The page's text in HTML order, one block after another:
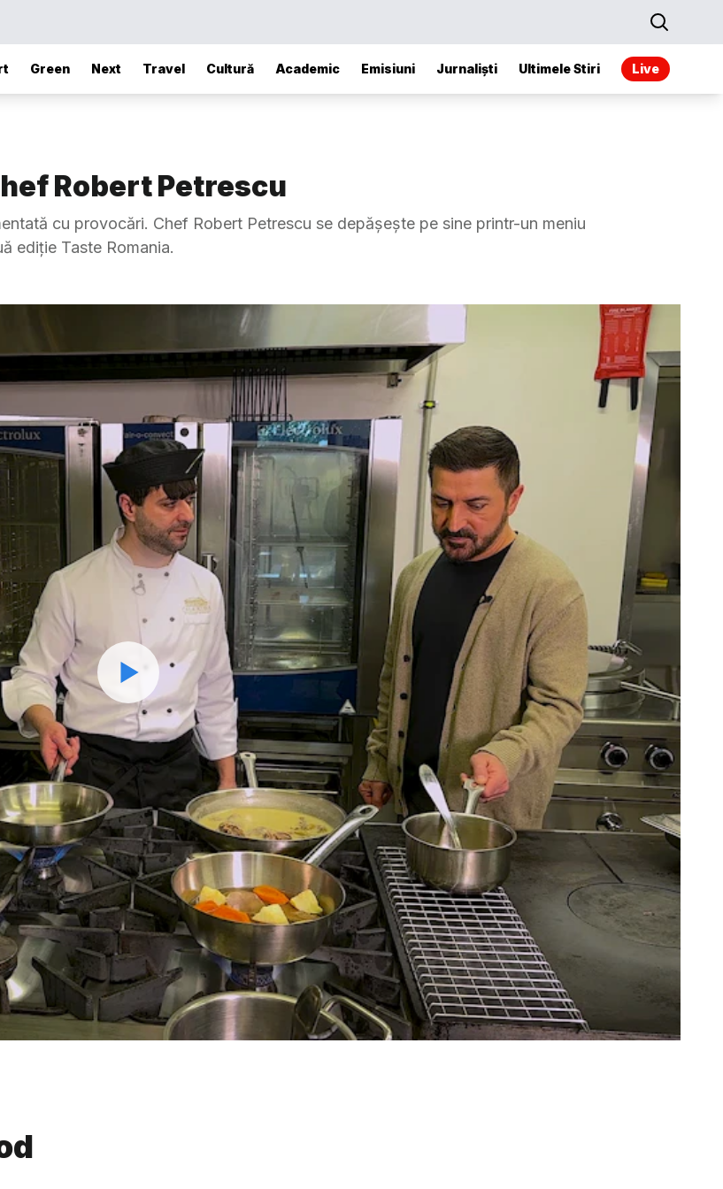
Green Next Travel Cultură Academic Emisiuni Jurnaliști Ultimele Stiri Live
Robert Petrescu
cu provocări. Chef Robert Petrescu se depășește pe sine printr-un meniu
ediție Taste Romania.
Watch